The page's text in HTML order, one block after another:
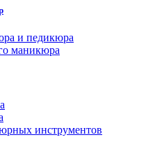
и педикюра
маникюра
инструментов